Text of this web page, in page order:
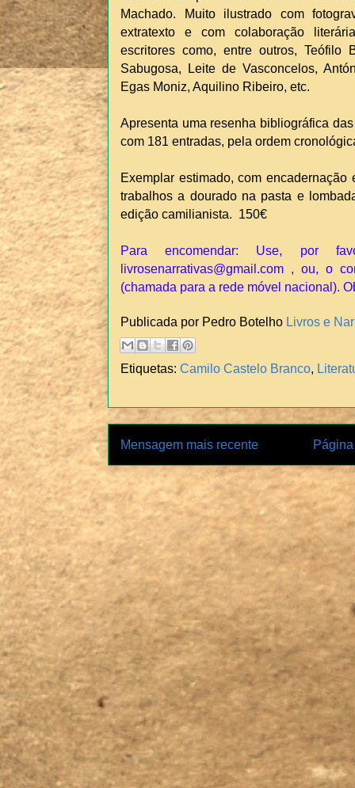
Machado. Muito ilustrado com
extratexto e com colaboração
escritores como, entre outros, Teófilo
Sabugosa, Leite de Vasconcelos,
Egas Moniz, Aquilino Ribeiro, etc.
Apresenta uma resenha bibliográfica
com 181 entradas, pela ordem
Exemplar estimado, com
trabalhos a dourado na pasta e
edição camilianista. 150€
Para encomendar: Use, por
livrosenarrativas@gmail.com , ou, o
(chamada para a rede móvel nacional).
Publicada por Pedro Botelho Livros e
Etiquetas: Camilo Castelo Branco
Mensagem mais recente